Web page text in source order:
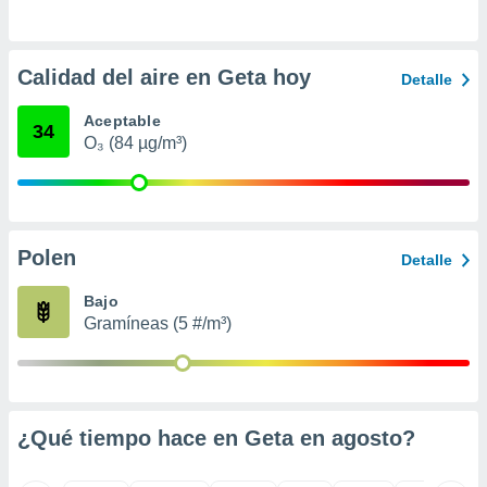
momento
en
Calidad del aire en Geta hoy Detalle
34 Aceptable
O₃ (84 µg/m³)
Polen Detalle
Bajo
Gramíneas (5 #/m³)
¿Qué tiempo hace en Geta en agosto?